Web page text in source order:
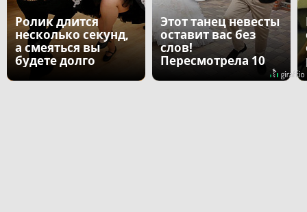
Ролик длится
несколько секунд,
а смеяться вы
будете долго
Этот танец невесты
оставит вас без
слов!
Пересмотрела 10